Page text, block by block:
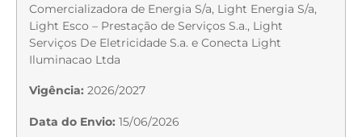
Comercializadora de Energia S/a, Light Energia S/a,
Light Esco – Prestação de Serviços S.a., Light
Serviços De Eletricidade S.a. e Conecta Light
Iluminacao Ltda
Vigência: 2026/2027
Data do Envio: 15/06/2026